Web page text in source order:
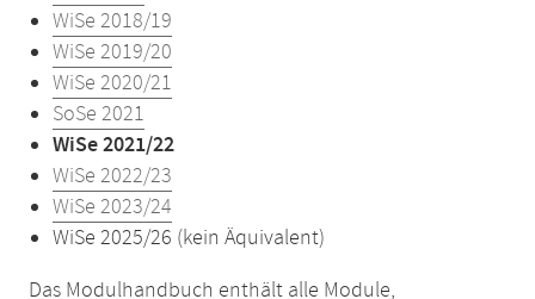
WiSe 2018/19
WiSe 2019/20
WiSe 2020/21
SoSe 2021
WiSe 2021/22
WiSe 2022/23
WiSe 2023/24
WiSe 2025/26 (kein Äquivalent)
Das Modulhandbuch enthält alle Module,